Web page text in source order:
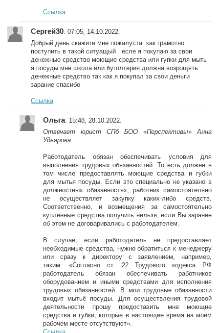
Ссылка
Сергей30 . 07:05, 14.10.2022.
Добрый день скажите мне пожалуста как грамотно
поступить в такой ситуащый есле я покупаю за свои
денежные средство моющие средства или гупки для мыть
я посуды мне школа или буголтерия должна возрощять
денежные средство так как я покупал за свои деньги
зарание спасибо
Ссылка
Ольга. 15:48, 28.10.2022.
Отвечает юрист СПб БОО «Перспективы» Анна
Удьярова:
Работодатель обязан обеспечивать условия для
выполнения трудовых обязанностей. То есть должен в
том числе предоставлять моющие средства и губки
для мытья посуды. Если это специально не указано в
должностных обязанностях, работник самостоятельно
не осуществляет закупку каких-либо средств.
Соответственно, и возмещения за самостоятельно
купленные средства получить нельзя, если Вы заранее
об этом не договаривались с работодателем.
В случае, если работодатель не предоставляет
необходимые средства, нужно обратиться к менеджеру
или сразу к директору с заявлением, например,
таким: «Согласно ст. 22 Трудового кодекса РФ
работодатель обязан обеспечивать работников
оборудованием и иными средствами для исполнения
трудовых обязанностей. В мои трудовые обязанности
входит мытьё посуды. Для осуществления трудовой
деятельности прошу предоставить мне моющие
средства и губки, которые в настоящее время на моём
рабочем месте отсутствуют».
Ссылка